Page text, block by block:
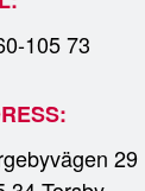
105 73
29